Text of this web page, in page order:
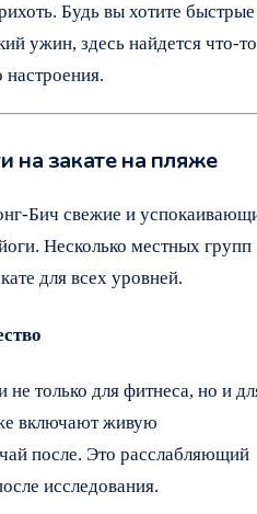
Будь вы хотите быстрые
ужин, здесь найдется что-
настроения.
на закате на пляже
Бич свежие и
Несколько местных групп
для всех уровней.
только для фитнеса, но и
включают живую
после. Это расслабляющий
исследования.